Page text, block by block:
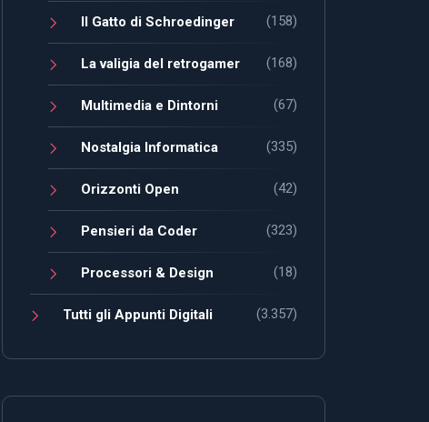
Il Gatto di Schroedinger (158)
La valigia del retrogamer (168)
Multimedia e Dintorni (67)
Nostalgia Informatica (335)
Orizzonti Open (42)
Pensieri da Coder (323)
Processori & Design (18)
Tutti gli Appunti Digitali (3.357)